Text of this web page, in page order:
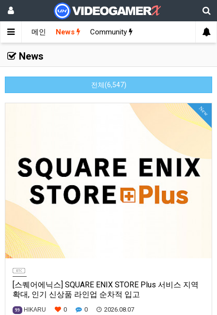
메인 News Community
News
전체(6,547)
New
[스퀘어에닉스] SQUARE ENIX STORE Plus 서비스 지역
확대, 인기 신상품 라인업 순차적 입고
99 HIKARU 0 0 2026.08.07